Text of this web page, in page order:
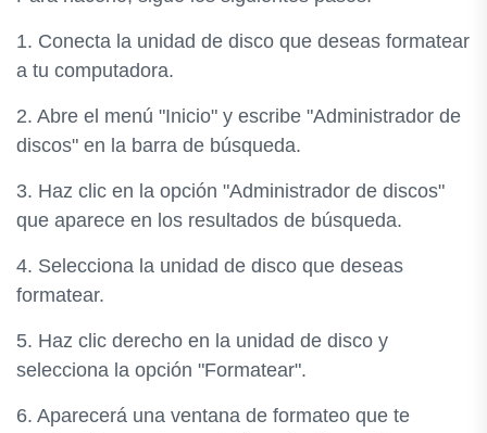
1. Conecta la unidad de disco que deseas formatear
a tu computadora.
2. Abre el menú "Inicio" y escribe "Administrador de
discos" en la barra de búsqueda.
3. Haz clic en la opción "Administrador de discos"
que aparece en los resultados de búsqueda.
4. Selecciona la unidad de disco que deseas
formatear.
5. Haz clic derecho en la unidad de disco y
selecciona la opción "Formatear".
6. Aparecerá una ventana de formateo que te